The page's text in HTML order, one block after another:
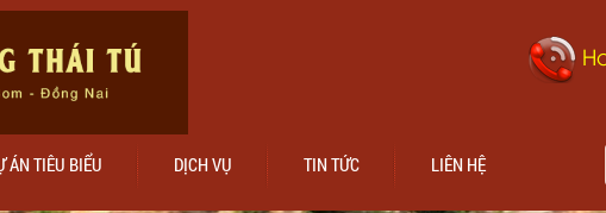
ÁN TIÊU BIỂU DỊCH VỤ TIN TỨC LIÊN HỆ